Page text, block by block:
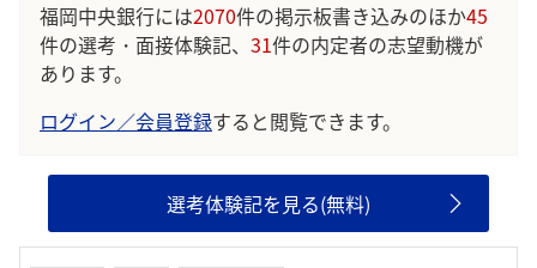
福岡中央銀行には2070件の掲示板書き込みのほか45
件の選考・面接体験記、 31件の内定者の志望動機が
あります。
ログイン／会員登録すると閲覧できます。
選考体験記を見る(無料)